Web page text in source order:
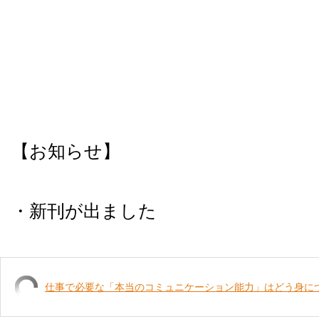
【お知らせ】
・新刊が出ました
仕事で必要な「本当のコミュニケーション能力」はどう身に